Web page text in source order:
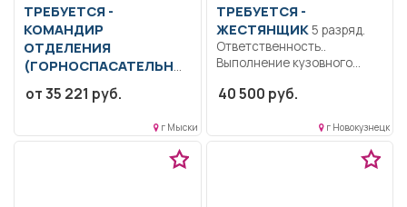
ТРЕБУЕТСЯ -
КОМАНДИР
ОТДЕЛЕНИЯ
(ГОРНОСПАСАТЕЛЬНО
пожарной части)
Образование: Среднее
образование.
прохождение специальной
от 35 221 руб.
г Мыски
ТРЕБУЕТСЯ -
ЖЕСТЯНЩИК5 разряд.
Ответственность..
Выполнение кузовного
контроль выполненных
40 500 руб.
г Новокузнецк